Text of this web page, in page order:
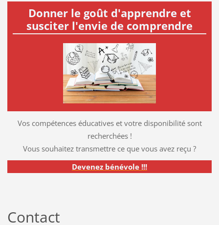
Donner le goût d'apprendre et
susciter l'envie de comprendre
Vos compétences éducatives et votre disponibilité sont
recherchées !
Vous souhaitez transmettre ce que vous avez reçu ?
Devenez bénévole !!!
Contact